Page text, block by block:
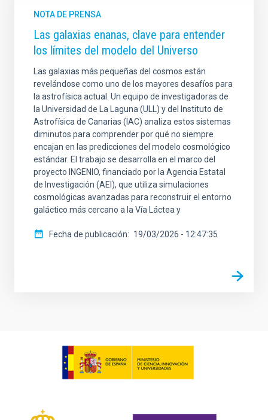
NOTA DE PRENSA
Las galaxias enanas, clave para entender
los límites del modelo del Universo
Las galaxias más pequeñas del cosmos están
revelándose como uno de los mayores desafíos para
la astrofísica actual. Un equipo de investigadoras de
la Universidad de La Laguna (ULL) y del Instituto de
Astrofísica de Canarias (IAC) analiza estos sistemas
diminutos para comprender por qué no siempre
encajan en las predicciones del modelo cosmológico
estándar. El trabajo se desarrolla en el marco del
proyecto INGENIO, financiado por la Agencia Estatal
de Investigación (AEI), que utiliza simulaciones
cosmológicas avanzadas para reconstruir el entorno
galáctico más cercano a la Vía Láctea y
Fecha de publicación 19/03/2026 - 12:47:35